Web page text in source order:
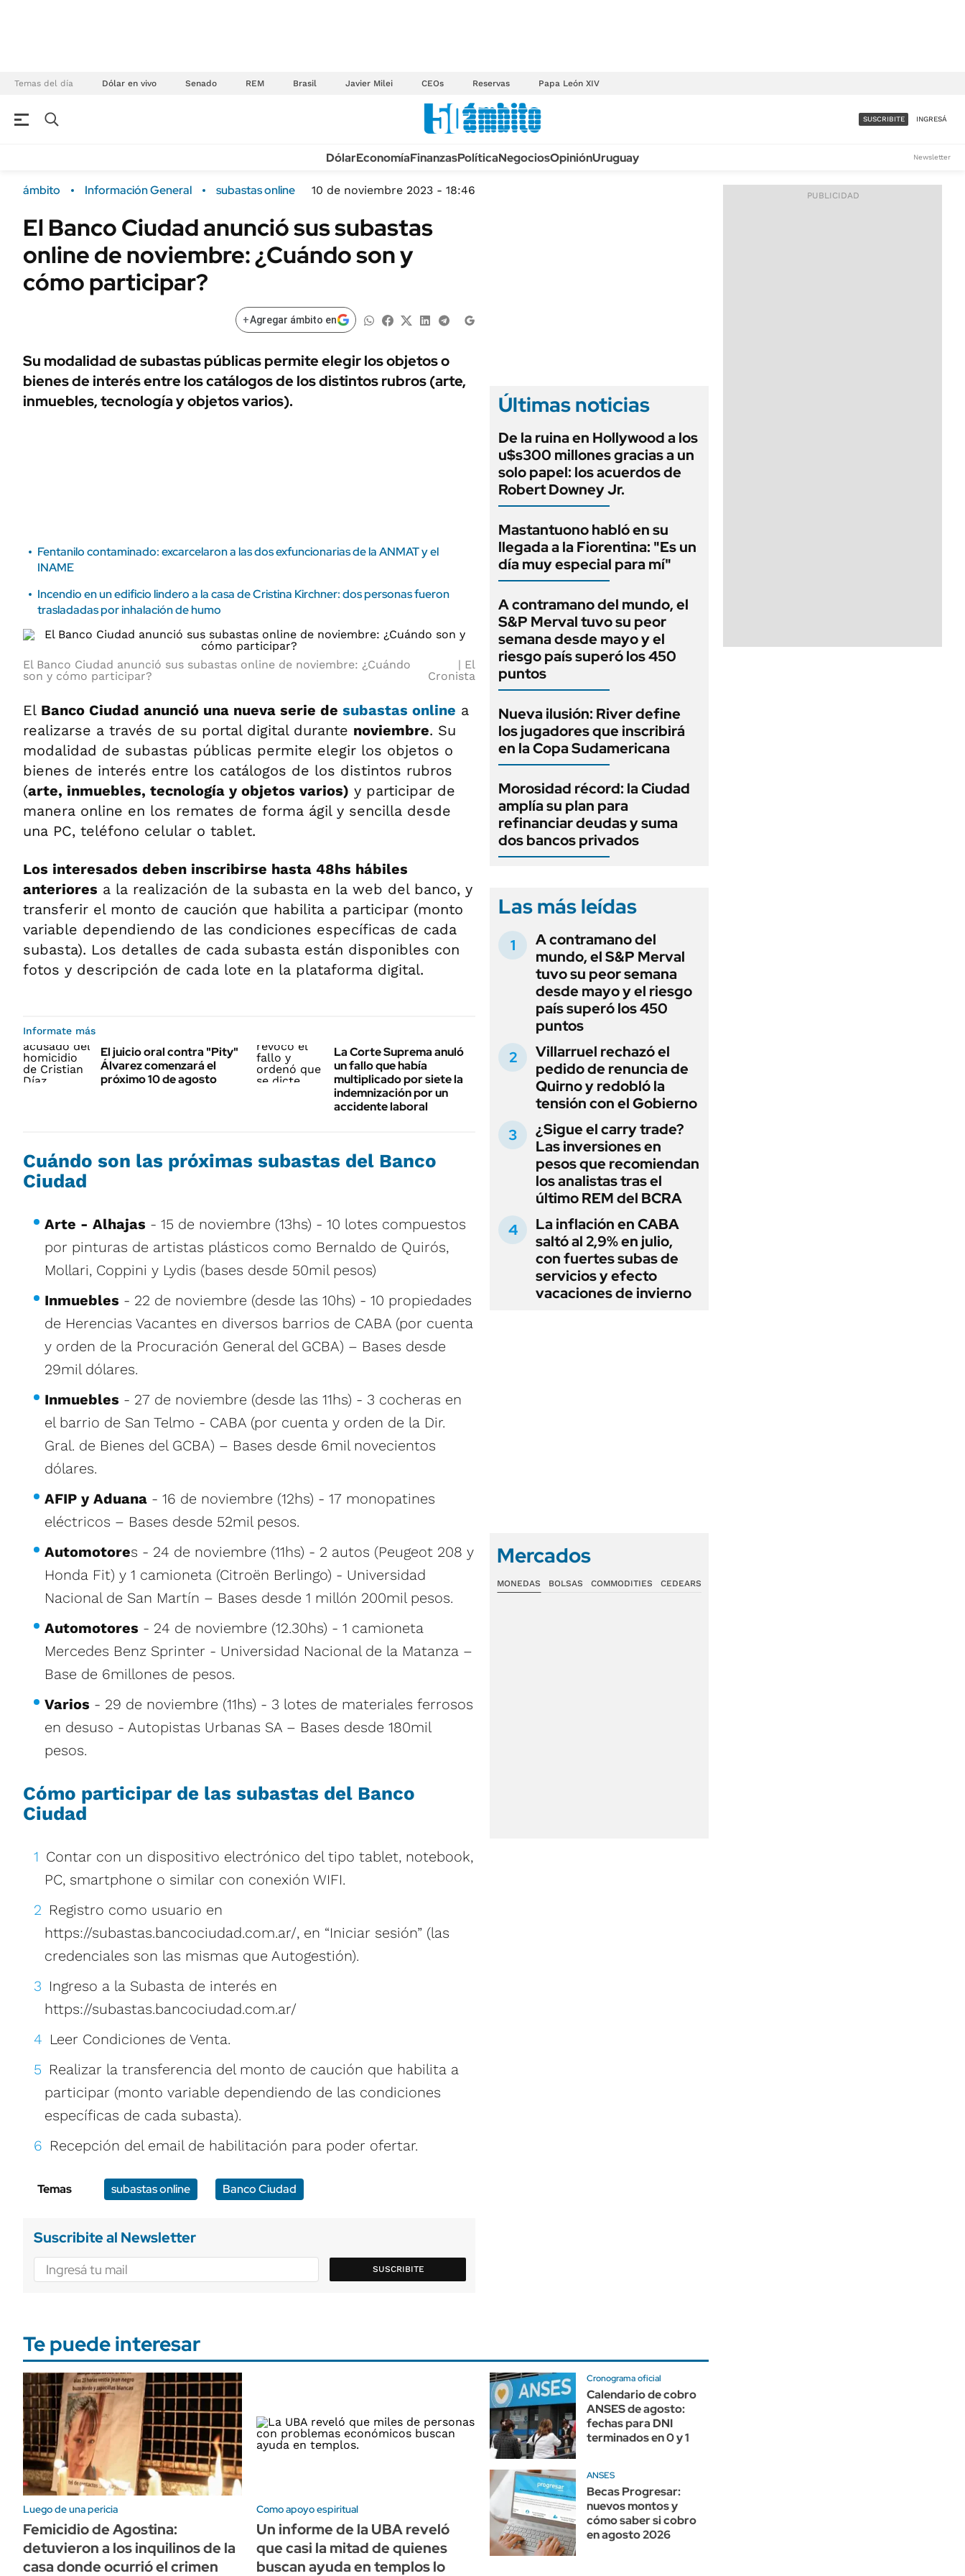
Temas del día Dólar en vivo Senado REM Brasil Javier Milei CEOs Reservas Papa León XIV
Campo
FINANZAS
Dólar
Sustentabilidad
Seguros
ENERGY REPORT
POLÍTICA
URUGUAY
TECNOLOGÍA
MÉXICO
MUNDO
INFORMACIÓN GENERAL
AUTOS
ACCESO FULL - $1.800/MES
SUSCRIBITE INGRESÁ
DólarEconomíaFinanzasPolíticaNegociosOpiniónUruguay Newsletter
ámbito Información General subastas online 10 de noviembre 2023 - 18:46
El Banco Ciudad anunció sus subastas
online de noviembre: ¿Cuándo son y
cómo participar?
+Agregar ámbito en
Su modalidad de subastas públicas permite elegir los objetos o
bienes de interés entre los catálogos de los distintos rubros (arte,
inmuebles, tecnología y objetos varios).
Fentanilo contaminado: excarcelaron a las dos exfuncionarias de la ANMAT y el
INAME
Incendio en un edificio lindero a la casa de Cristina Kirchner: dos personas fueron
trasladadas por inhalación de humo
El Banco Ciudad anunció sus subastas online de noviembre: ¿Cuándo
son y cómo participar?
El
Cronista
El Banco Ciudad anunció una nueva serie de subastas online a
realizarse a través de su portal digital durante noviembre. Su
modalidad de subastas públicas permite elegir los objetos o
bienes de interés entre los catálogos de los distintos rubros
(arte, inmuebles, tecnología y objetos varios) y participar de
manera online en los remates de forma ágil y sencilla desde
una PC, teléfono celular o tablet.
Los interesados deben inscribirse hasta 48hs hábiles
anteriores a la realización de la subasta en la web del banco, y
transferir el monto de caución que habilita a participar (monto
variable dependiendo de las condiciones específicas de cada
subasta). Los detalles de cada subasta están disponibles con
fotos y descripción de cada lote en la plataforma digital.
Informate más
El juicio oral contra "Pity"
Álvarez comenzará el
próximo 10 de agosto
La Corte Suprema anuló
un fallo que había
multiplicado por siete la
indemnización por un
accidente laboral
Cuándo son las próximas subastas del Banco
Ciudad
Arte - Alhajas - 15 de noviembre (13hs) - 10 lotes compuestos
por pinturas de artistas plásticos como Bernaldo de Quirós,
Mollari, Coppini y Lydis (bases desde 50mil pesos)
Inmuebles - 22 de noviembre (desde las 10hs) - 10 propiedades
de Herencias Vacantes en diversos barrios de CABA (por cuenta
y orden de la Procuración General del GCBA) – Bases desde
29mil dólares.
Inmuebles - 27 de noviembre (desde las 11hs) - 3 cocheras en
el barrio de San Telmo - CABA (por cuenta y orden de la Dir.
Gral. de Bienes del GCBA) – Bases desde 6mil novecientos
dólares.
AFIP y Aduana - 16 de noviembre (12hs) - 17 monopatines
eléctricos – Bases desde 52mil pesos.
Automotores - 24 de noviembre (11hs) - 2 autos (Peugeot 208 y
Honda Fit) y 1 camioneta (Citroën Berlingo) - Universidad
Nacional de San Martín – Bases desde 1 millón 200mil pesos.
Automotores - 24 de noviembre (12.30hs) - 1 camioneta
Mercedes Benz Sprinter - Universidad Nacional de la Matanza –
Base de 6millones de pesos.
Varios - 29 de noviembre (11hs) - 3 lotes de materiales ferrosos
en desuso - Autopistas Urbanas SA – Bases desde 180mil
pesos.
Cómo participar de las subastas del Banco
Ciudad
Contar con un dispositivo electrónico del tipo tablet, notebook,
PC, smartphone o similar con conexión WIFI.
Registro como usuario en
https://subastas.bancociudad.com.ar/, en “Iniciar sesión” (las
credenciales son las mismas que Autogestión).
Ingreso a la Subasta de interés en
https://subastas.bancociudad.com.ar/
Leer Condiciones de Venta.
Realizar la transferencia del monto de caución que habilita a
participar (monto variable dependiendo de las condiciones
específicas de cada subasta).
Recepción del email de habilitación para poder ofertar.
Temas subastas online Banco Ciudad
Suscribite al Newsletter
SUSCRIBITE
Últimas noticias
De la ruina en Hollywood a los
u$s300 millones gracias a un
solo papel: los acuerdos de
Robert Downey Jr.
Mastantuono habló en su
llegada a la Fiorentina: "Es un
día muy especial para mí"
A contramano del mundo, el
S&P Merval tuvo su peor
semana desde mayo y el
riesgo país superó los 450
puntos
Nueva ilusión: River define
los jugadores que inscribirá
en la Copa Sudamericana
Morosidad récord: la Ciudad
amplía su plan para
refinanciar deudas y suma
dos bancos privados
Las más leídas
A contramano del
mundo, el S&P Merval
tuvo su peor semana
desde mayo y el riesgo
país superó los 450
puntos
Villarruel rechazó el
pedido de renuncia de
Quirno y redobló la
tensión con el Gobierno
¿Sigue el carry trade?
Las inversiones en
pesos que recomiendan
los analistas tras el
último REM del BCRA
La inflación en CABA
saltó al 2,9% en julio,
con fuertes subas de
servicios y efecto
vacaciones de invierno
Mercados
MONEDAS BOLSAS COMMODITIES CEDEARS
Te puede interesar
Luego de una pericia
Femicidio de Agostina:
detuvieron a los inquilinos de la
casa donde ocurrió el crimen
Como apoyo espiritual
Un informe de la UBA reveló
que casi la mitad de quienes
buscan ayuda en templos lo
Cronograma oficial
Calendario de cobro
ANSES de agosto:
fechas para DNI
terminados en 0 y 1
ANSES
Becas Progresar:
nuevos montos y
cómo saber si cobro
en agosto 2026